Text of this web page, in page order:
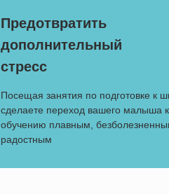
Предотвратить
дополнительный
стресс
Посещая занятия по подготовке к
сделаете переход вашего малыша
обучению плавным
радостным